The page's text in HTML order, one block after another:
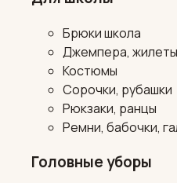
Брюки школа
Джемпера,
Костюмы
Сорочки, рубашки
Рюкзаки, ранцы
Ремни, бабочки,
Головные уборы